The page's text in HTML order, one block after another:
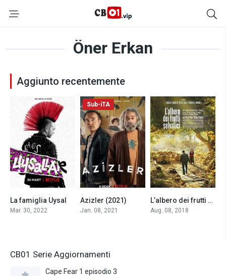
Öner Erkan
Aggiunto recentemente
10
La famiglia Uysal
Mar. 30, 2022
Sub-iTA
Azizler (2021)
Jan. 08, 2021
8.3L’albero dei frutti selvatici (2018)
Aug. 08, 2018
CB01 Serie Aggiornamenti
Cape Fear 1 episodio 3